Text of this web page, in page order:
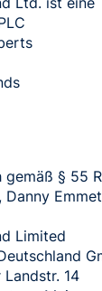
§ 55
Danny
Limited
Landstr. 14